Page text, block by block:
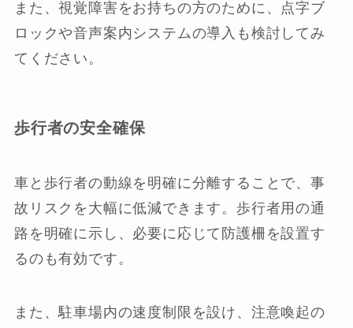
また、視覚障害をお持ちの方のために、点字ブ
ロックや音声案内システムの導入も検討してみ
てください。
歩行者の安全確保
車と歩行者の動線を明確に分離することで、事
故リスクを大幅に低減できます。歩行者用の通
路を明確に示し、必要に応じて防護柵を設置す
るのも有効です。
また、駐車場内の速度制限を設け、注意喚起の